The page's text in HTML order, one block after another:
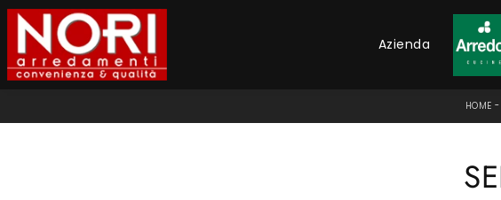
Azienda
HOME